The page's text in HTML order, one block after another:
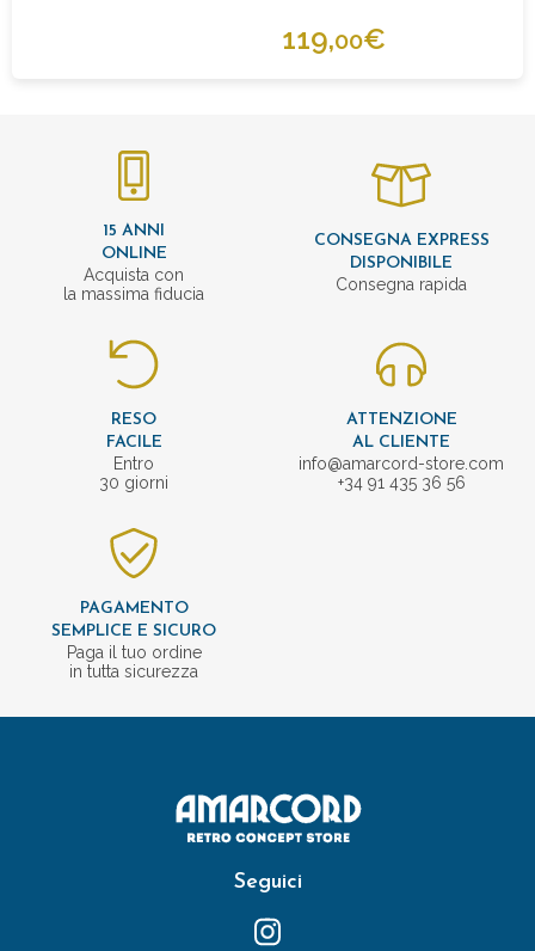
119,00€
15 ANNI
ONLINE
Acquista con
la massima fiducia
CONSEGNA EXPRESS
DISPONIBILE
Consegna rapida
RESO
FACILE
Entro
30 giorni
ATTENZIONE
AL CLIENTE
info@amarcord-store.com
+34 91 435 36 56
PAGAMENTO
SEMPLICE E SICURO
Paga il tuo ordine
in tutta sicurezza
Seguici